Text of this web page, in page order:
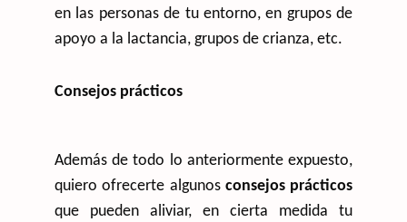
en las personas de tu entorno, en grupos de
apoyo a la lactancia, grupos de crianza, etc.
Consejos prácticos
Además de todo lo anteriormente expuesto,
quiero ofrecerte algunos consejos prácticos
que pueden aliviar, en cierta medida tu